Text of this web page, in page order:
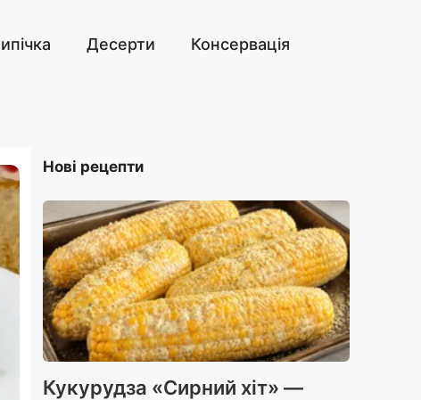
Десерти Консервація
Нові рецепти
Кукурудза «Сирний хіт» —